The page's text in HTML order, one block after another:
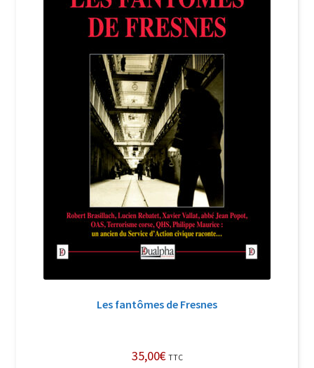
Login Customizer
Nous Contacter
Politique de confidentialité et cookies
Qui sommes-nous ?
Soutien à Philippe Randa
Suivi de la Commande
Les fantômes de Fresnes
35,00€ TTC